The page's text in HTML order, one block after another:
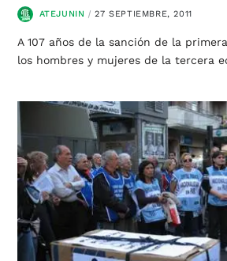
ATEJUNIN 27 SEPTIEMBRE, 2011
A 107 años de la sanción de la
los hombres y mujeres de la tercera